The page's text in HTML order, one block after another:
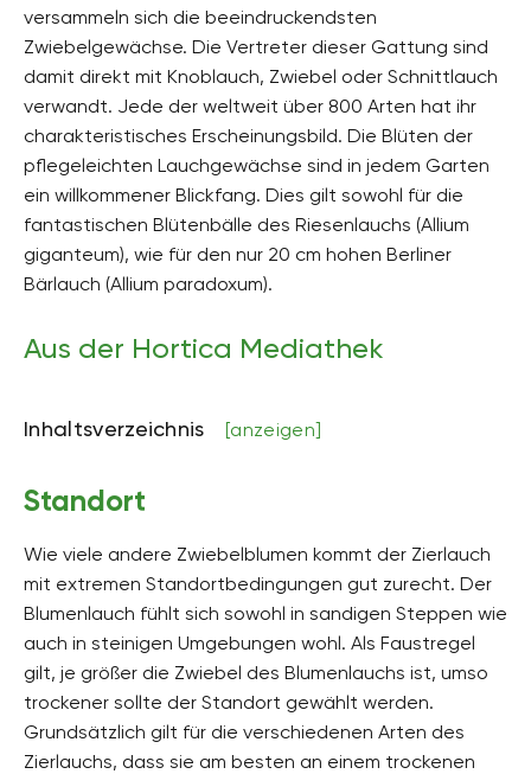
Standort
Sonnig, Vollsonne
Blütezeit
Wuchsform
aufrecht, mehrjährig, horstbildend, Staude
bis zu 180 Zentimeter hoch
Humus
humusreich
Giftig
Nein
Pflanzenfamilien
versammeln sich die beeindruckendsten
Zwiebelgewächse. Die Vertreter dieser Gattung sind
damit direkt mit Knoblauch, Zwiebel oder Schnittlauch
verwandt. Jede der weltweit über 800 Arten hat ihr
charakteristisches Erscheinungsbild. Die Blüten der
pflegeleichten Lauchgewächse sind in jedem Garten
ein willkommener Blickfang. Dies gilt sowohl für die
fantastischen Blütenbälle des Riesenlauchs (Allium
giganteum), wie für den nur 20 cm hohen Berliner
Bärlauch (Allium paradoxum).
Aus der Hortica Mediathek
Inhaltsverzeichnis [anzeigen]
Standort
Wie viele andere Zwiebelblumen kommt der Zierlauch
mit extremen Standortbedingungen gut zurecht. Der
Blumenlauch fühlt sich sowohl in sandigen Steppen wie
auch in steinigen Umgebungen wohl. Als Faustregel
gilt, je größer die Zwiebel des Blumenlauchs ist, umso
trockener sollte der Standort gewählt werden.
Grundsätzlich gilt für die verschiedenen Arten des
Zierlauchs, dass sie am besten an einem trockenen